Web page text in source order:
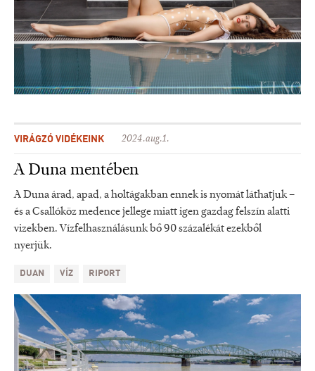
VIRÁGZÓ VIDÉKEINK 2024.aug.1.
A Duna mentében
A Duna árad, apad, a holtágakban ennek is nyomát láthatjuk –
és a Csallóköz medence jellege miatt igen gazdag felszín alatti
vizekben. Vízfelhasználásunk bő 90 százalékát ezekből
nyerjük.
DUAN VÍZ RIPORT